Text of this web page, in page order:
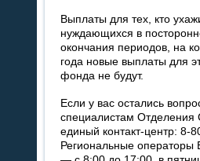
Выплаты для тех, кто
нуждающихся в
окончания периодов, на
года новые выплаты для
фонда не будут.
Если у вас остались
специалистам Отделения
единый контакт-центр: 8-
Региональные операторы